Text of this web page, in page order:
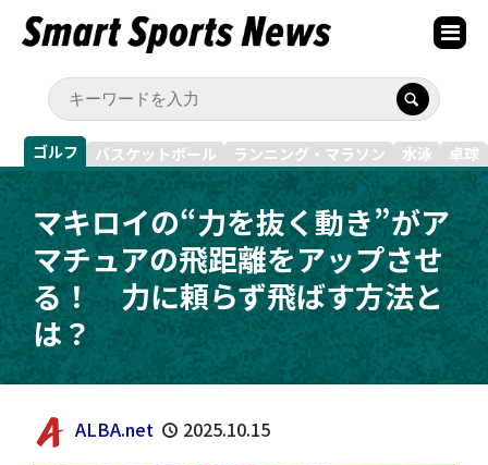
ゴルフ バスケットボール ランニング・マラソン 水泳 卓球
マキロイの“力を抜く動き”がア
マチュアの飛距離をアップさせ
る！ 力に頼らず飛ばす方法と
は？
ALBA.net 2025.10.15